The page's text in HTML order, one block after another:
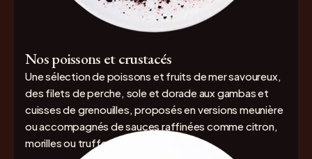
Nos poissons et crustacés
Une sélection de poissons et fruits de mer savoureux,
des filets de perche, sole et dorade aux gambas et
cuisses de grenouilles, proposés en versions meunière
ou accompagnés de sauces raffinées comme citron,
morilles ou truffe.